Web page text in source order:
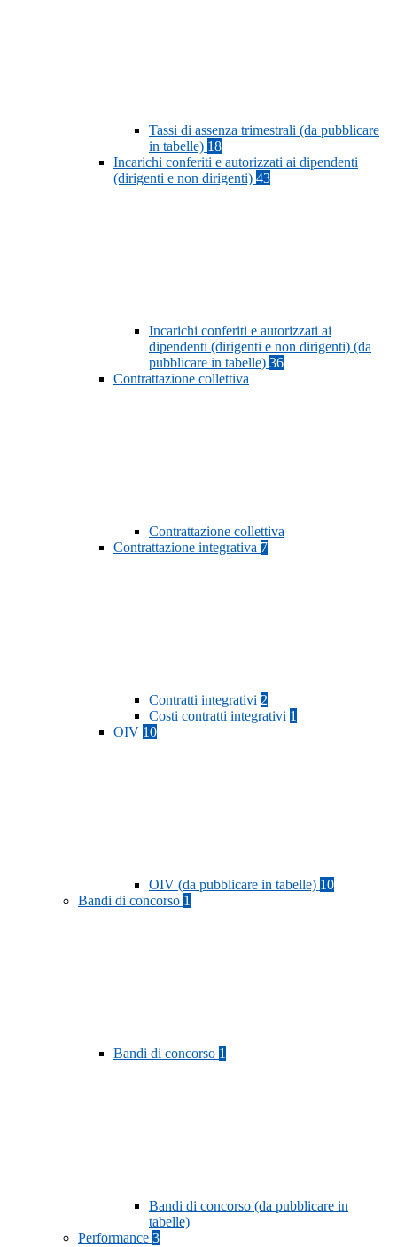
Tassi di assenza trimestrali (da pubblicare
in tabelle) 18
Incarichi conferiti e autorizzati ai dipendenti
(dirigenti e non dirigenti) 43
Incarichi conferiti e autorizzati ai
dipendenti (dirigenti e non dirigenti) (da
pubblicare in tabelle) 36
Contrattazione collettiva
Contrattazione collettiva
Contrattazione integrativa 7
Contratti integrativi 2
Costi contratti integrativi 1
OIV 10
OIV (da pubblicare in tabelle) 10
Bandi di concorso 1
Bandi di concorso 1
Bandi di concorso (da pubblicare in
tabelle)
Performance 3